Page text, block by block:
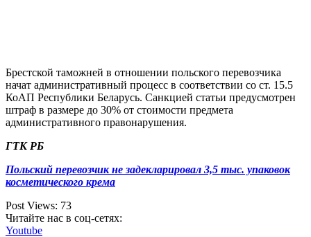
Брестской таможней в отношении польского перевозчика
начат административный процесс в соответствии со ст. 15.5
КоАП Республики Беларусь. Санкцией статьи предусмотрен
штраф в размере до 30% от стоимости предмета
административного правонарушения.
ГТК РБ
Польский перевозчик не задекларировал 3,5 тыс. упаковок
косметического крема
Post Views: 73
Читайте нас в соц-сетях:
Youtube